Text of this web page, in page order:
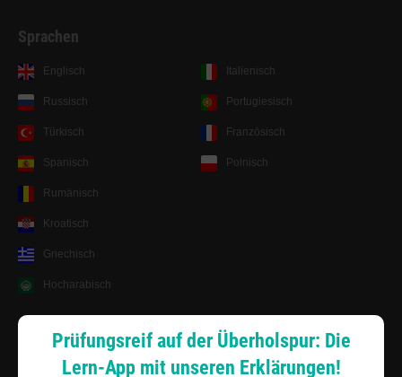
Prüfungsreif auf der Überholspur: Die
Lern-App mit unseren Erklärungen!
Sprachen
Englisch
Russisch
Türkisch
Spanisch
Italienisch
Portugiesisch
Französisch
Polnisch
Rumänisch
Kroatisch
Griechisch
Hocharabisch
Lernsystem
Android App